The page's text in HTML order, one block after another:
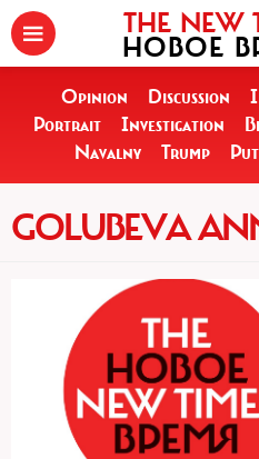
THE NEW
НОВОЕ
Opinion Discussion
Portrait
Investigation
Navalny
Trump
GOLUBEVA